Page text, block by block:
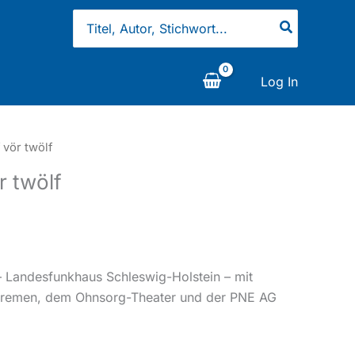
for:
Log In
vör twölf
twölf
Schleswig-Holstein – mit
dem Ohnsorg-Theater und der PNE AG